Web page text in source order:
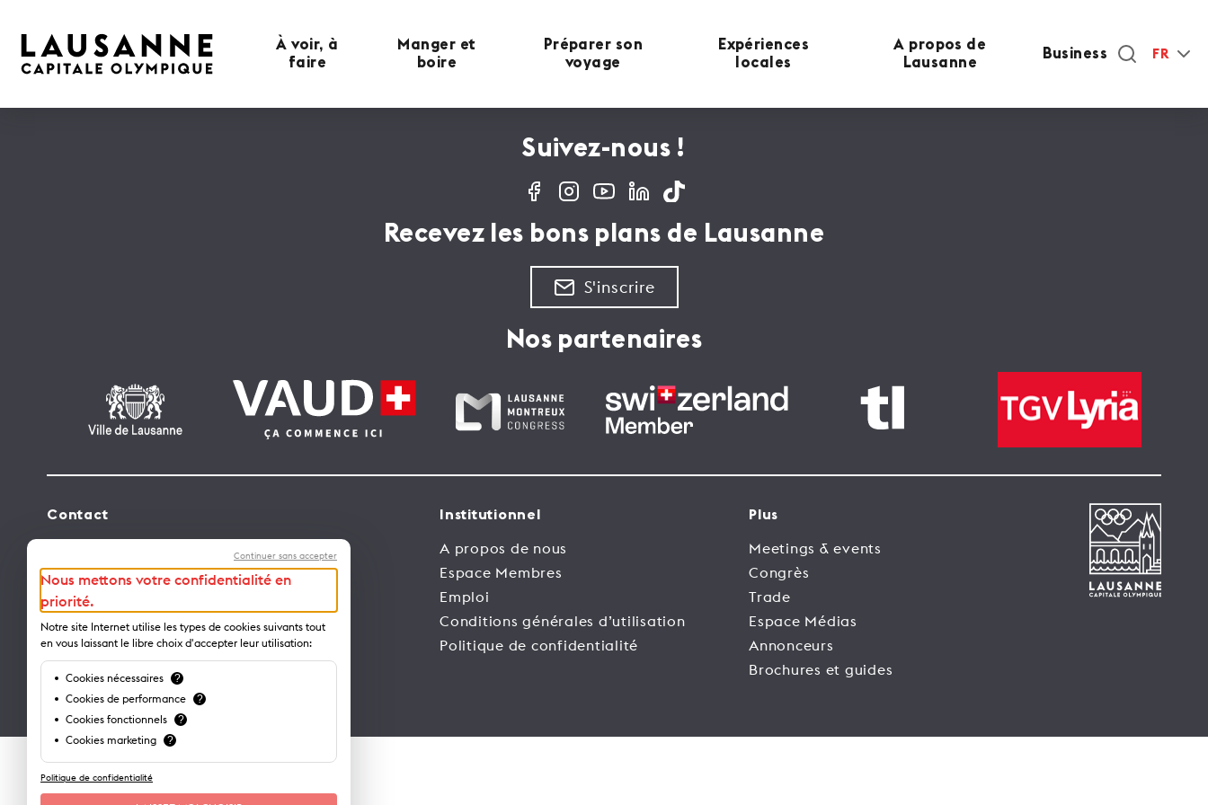
À voir, à
faire
Manger et
boire
Préparer son
voyage
Expériences
locales
A propos de
Lausanne
Business FR
Suivez-nous !
Recevez les bons plans de Lausanne
S'inscrire
Nos partenaires
Contact
Avenue de Rhodanie 2 – CP 975
1001 Lausanne – Suisse
info@lausanne-tourisme.ch
+41 21 613 73 73
Où nous trouver ?
Institutionnel
A propos de nous
Espace Membres
Emploi
Conditions générales d’utilisation
Politique de confidentialité
Plus
Meetings & events
Congrès
Trade
Espace Médias
Annonceurs
Brochures et guides
Continuer sans accepter
Nous mettons votre confidentialité en
priorité.
Notre site Internet utilise les types de cookies suivants tout
en vous laissant le libre choix d'accepter leur utilisation:
Cookies nécessaires ?
Cookies de performance ?
Cookies fonctionnels ?
Cookies marketing ?
Politique de confidentialité